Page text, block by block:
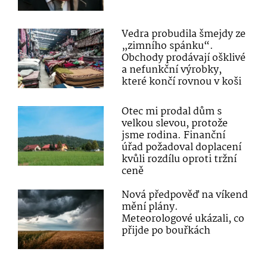
Vedra probudila šmejdy ze
„zimního spánku“.
Obchody prodávají ošklivé
a nefunkční výrobky,
které končí rovnou v koši
Otec mi prodal dům s
velkou slevou, protože
jsme rodina. Finanční
úřad požadoval doplacení
kvůli rozdílu oproti tržní
ceně
Nová předpověď na víkend
mění plány.
Meteorologové ukázali, co
přijde po bouřkách